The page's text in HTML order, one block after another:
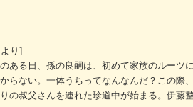
り]
ある日、孫の良嗣は、初めて家族のルー
らない。一体うちってなんなんだ？この際
の叔父さんを連れた珍道中が始まる。伊藤